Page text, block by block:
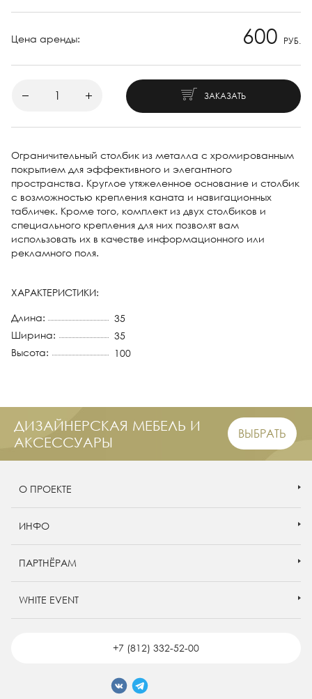
Цена аренды: 600 РУБ.
ЗАКАЗАТЬ
Ограничительный столбик из металла с хромированным
покрытием для эффективного и элегантного
пространства. Круглое утяжеленное основание и столбик
с возможностью крепления каната и навигационных
табличек. Кроме того, комплект из двух столбиков и
специального крепления для них позволят вам
использовать их в качестве информационного или
рекламного поля.
ХАРАКТЕРИСТИКИ:
Длина:
35
Ширина:
35
Высота:
100
ДИЗАЙНЕРСКАЯ МЕБЕЛЬ И
АКСЕССУАРЫ
ВЫБРАТЬ
О ПРОЕКТЕ
ИНФО
ПАРТНЁРАМ
WHITE EVENT
+7 (812) 332-52-00